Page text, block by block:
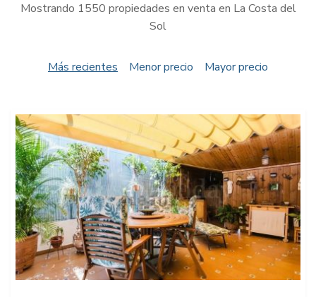
Mostrando 1550 propiedades en venta en La Costa del
Sol
Más recientes Menor precio Mayor precio